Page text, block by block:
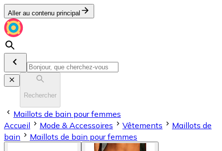
Aller au contenu principal
Rechercher
Maillots de bain pour femmes
Accueil
Mode & Accessoires Vêtements
Maillots de
bain
Maillots de bain pour femmes